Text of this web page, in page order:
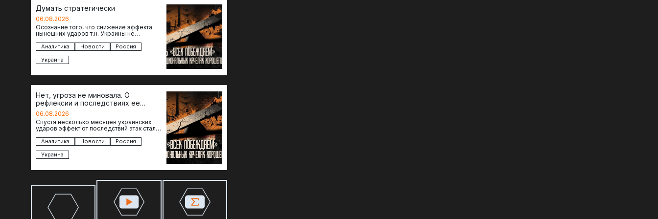
Думать стратегически
06.08.2026
Осознание того, что снижение эффекта
нынешних ударов т.н. Украины не
— повод задаться вопросом: что делать…
Аналитика Новости
Россия
Украина
Нет, угроза не миновала. О
рефлексии и последствиях ее
отсутствия
06.08.2026
Спустя несколько месяцев украинских
ударов эффект от последствий атак стал
коллапса розничной торговли не…
Аналитика Новости
Россия
Украина